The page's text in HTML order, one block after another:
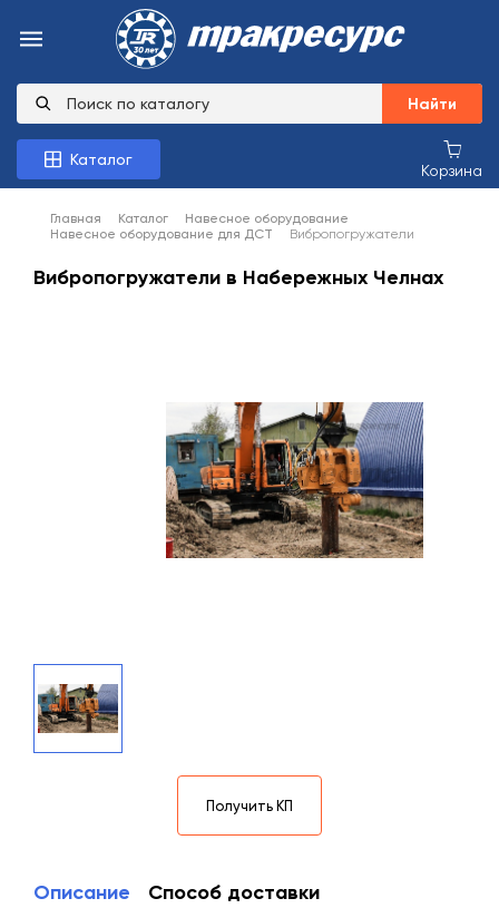
Найти
Каталог
Корзина
Главная Каталог
Навесное оборудование
Навесное оборудование для ДСТ
Вибропогружатели
Вибропогружатели в Набережных Челнах
Получить КП
Описание Способ доставки